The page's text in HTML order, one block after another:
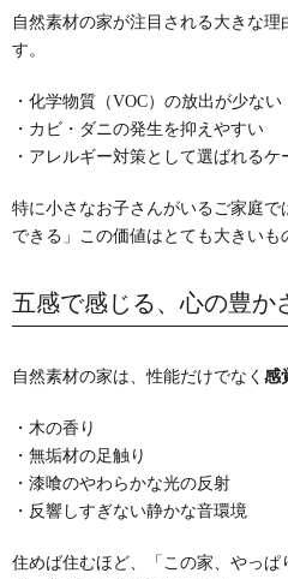
自然素材の家が注目される大きな理
す。
・化学物質（VOC）の放出が少ない
・カビ・ダニの発生を抑えやすい
・アレルギー対策として選ばれるケ
特に小さなお子さんがいるご家庭で
できる」この価値はとても大きいも
五感で感じる、心の豊か
自然素材の家は、性能だけでなく 感
・木の香り
・無垢材の足触り
・漆喰のやわらかな光の反射
・反響しすぎない静かな音環境
住めば住むほど、「この家、やっ